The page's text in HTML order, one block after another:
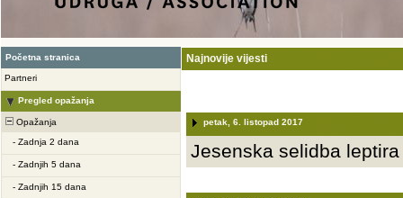
Početna stranica
Partneri
Pregled opažanja
Opažanja
- Zadnja 2 dana
- Zadnjih 5 dana
- Zadnjih 15 dana
Najnovije vijesti
petak, 6. listopad 2017
Jesenska selidba